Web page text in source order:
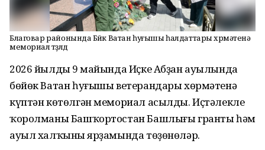
Благовар районында Бөйөк Ватан һуғышы һалдаттары хөрмәтенә
мемориал төҙөлдө
2026 йылдың 9 майында Иҫке Абҙан ауылында
бөйөк Ватан һуғышы ветерандары хөрмәтенә
күптән көтөлгән мемориал асылды. Иҫтәлекле
ҡоролманы Башҡортостан Башлығы гранты һәм
ауыл халҡының ярҙамында төҙөнөләр.